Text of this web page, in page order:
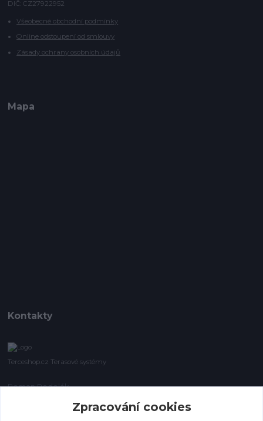
DIČ: CZ27922952
Všeobecné obchodní podmínky
Online odstoupení od smlouvy
Zásady ochrany osobních údajů
Mapa
Kontakty
Terceshop.cz Terasové systémy
Roman Podolák
Zpracování cookies